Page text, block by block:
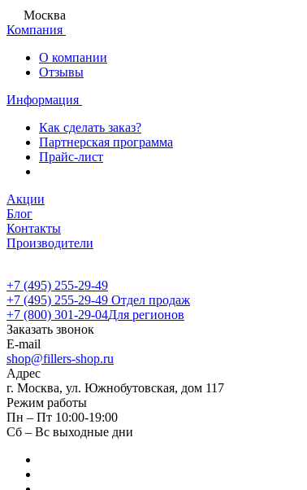
Москва
Компания
О компании
Отзывы
Информация
Как сделать заказ?
Партнерская программа
Прайс-лист
Акции
Блог
Контакты
Производители
+7 (495) 255-29-49
+7 (495) 255-29-49 Отдел продаж
+7 (800) 301-29-04Для регионов
Заказать звонок
E-mail
shop@fillers-shop.ru
Адрес
г. Москва, ул. Южнобутовская, дом 117
Режим работы
Пн – Пт 10:00-19:00
Сб – Вс выходные дни